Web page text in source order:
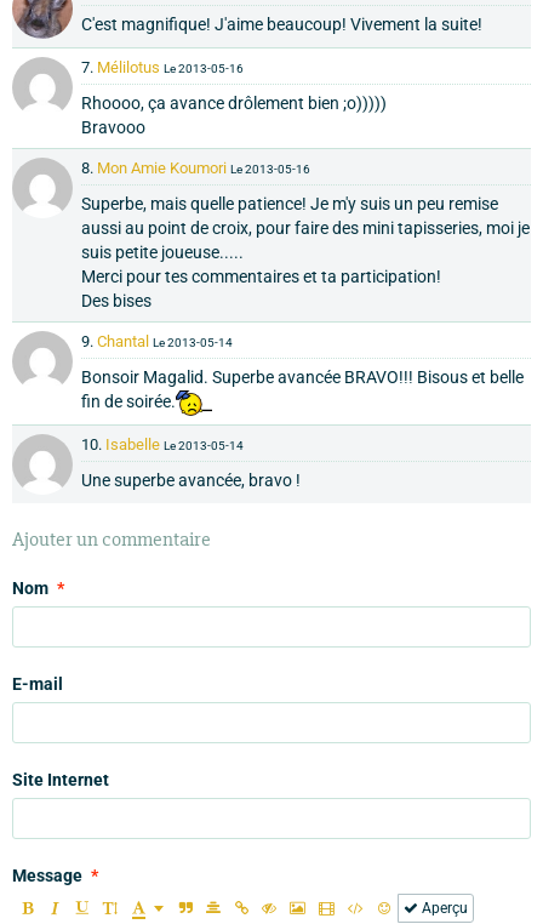
C'est magnifique! J'aime beaucoup! Vivement la suite!
7. Mélilotus Le 2013-05-16
Rhoooo, ça avance drôlement bien ;o)))))
Bravooo
8. Mon Amie Koumori Le 2013-05-16
Superbe, mais quelle patience! Je m'y suis un peu remise
aussi au point de croix, pour faire des mini tapisseries, moi je
suis petite joueuse.....
Merci pour tes commentaires et ta participation!
Des bises
9. Chantal Le 2013-05-14
Bonsoir Magalid. Superbe avancée BRAVO!!! Bisous et belle
fin de soirée.
10. Isabelle Le 2013-05-14
Une superbe avancée, bravo !
Ajouter un commentaire
Nom
E-mail
Site Internet
Message
Aperçu